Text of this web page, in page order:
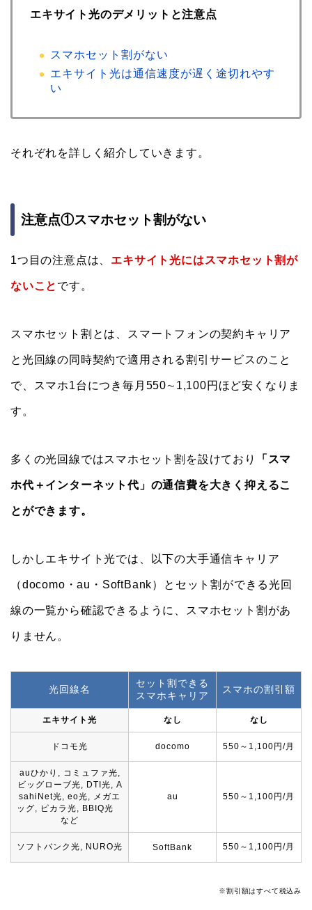
エキサイト光のデメリットと注意点
スマホセット割がない
エキサイト光は通信速度が遅く途切れやす
い
それぞれを詳しく紹介していきます。
注意点①スマホセット割がない
1つ目の注意点は、 エキサイト光にはスマホセット割が
ないこと です。
スマホセット割とは、スマートフォンの契約キャリア
と光回線の同時契約で適用される割引サービスのこと
で、スマホ1台につき毎月550∼1,100円ほど安くなりま
す。
多くの光回線ではスマホセット割を設けており 「スマ
ホ代＋インターネット代」の通信費を大きく抑えるこ
とができます。
しかしエキサイト光では、以下の大手通信キャリア
（docomo・au・SoftBank）とセット割ができる光回
線の一覧から確認できるように、スマホセット割があ
りません。
光回線名
セット割できる
スマホキャリア
スマホの割引額
エキサイト光 なし なし
ドコモ光 docomo 550～1,100円/月
auひかり, コミュファ光,
ビッグローブ光, DTI光, A
sahiNet光, eo光, メガエ
ッグ, ピカラ光, BBIQ光
など
au 550～1,100円/月
ソフトバンク光, NURO光 SoftBank 550～1,100円/月
※割引額はすべて税込み